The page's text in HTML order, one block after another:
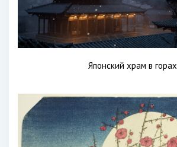
Японский храм в горах